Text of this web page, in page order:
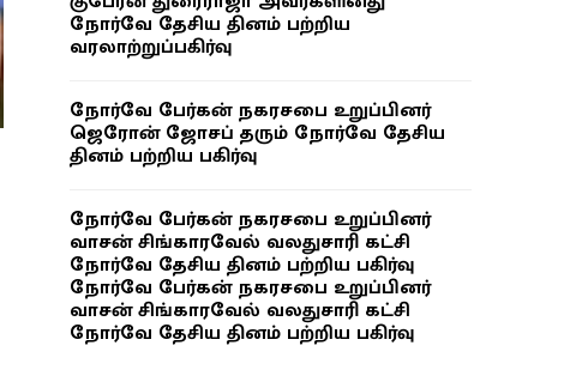
நோர்வே தேசிய தினம் பற்றிய
வரலாற்றுப்பகிர்வு
நோர்வே பேர்கன் நகரசபை உறுப்பினர்
ஜெரோன் ஜோசப் தரும் நோர்வே தேசிய
தினம் பற்றிய பகிர்வு
நோர்வே பேர்கன் நகரசபை உறுப்பினர்
வாசன் சிங்காரவேல் வலதுசாரி கட்சி
நோர்வே தேசிய தினம் பற்றிய பகிர்வு
நோர்வே பேர்கன் நகரசபை உறுப்பினர்
வாசன் சிங்காரவேல் வலதுசாரி கட்சி
நோர்வே தேசிய தினம் பற்றிய பகிர்வு